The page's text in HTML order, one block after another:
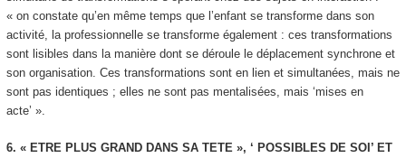
« on constate qu’en même temps que l’enfant se transforme dans son
activité, la professionnelle se transforme également : ces transformations
sont lisibles dans la manière dont se déroule le déplacement synchrone et
son organisation. Ces transformations sont en lien et simultanées, mais ne
sont pas identiques ; elles ne sont pas mentalisées, mais ‘mises en
acte’ ».
6. « ETRE PLUS GRAND DANS SA TETE », ‘ POSSIBLES DE SOI’ ET